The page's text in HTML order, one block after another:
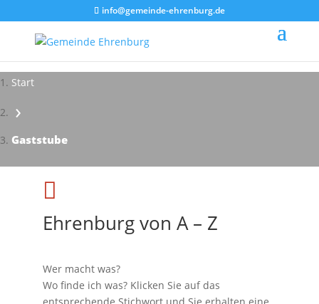
info@gemeinde-ehrenburg.de
Start
›
Gaststube
Impressionen - Mareike Kranz

Ehrenburg von A – Z
Wer macht was?
Wo finde ich was? Klicken Sie auf das